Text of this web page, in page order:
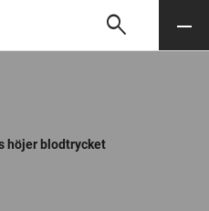
Söksearch Meny
höjer blodtrycket